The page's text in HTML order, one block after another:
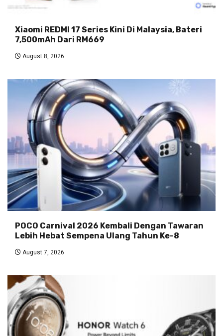
Xiaomi REDMI 17 Series Kini Di Malaysia, Bateri
7,500mAh Dari RM669
August 8, 2026
POCO Carnival 2026 Kembali Dengan Tawaran
Lebih Hebat Sempena Ulang Tahun Ke-8
August 7, 2026